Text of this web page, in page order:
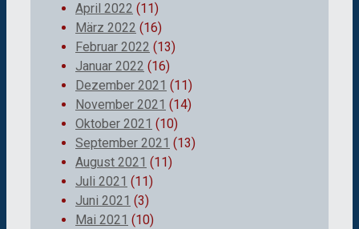
April 2022 (11)
März 2022 (16)
Februar 2022 (13)
Januar 2022 (16)
Dezember 2021 (11)
November 2021 (14)
Oktober 2021 (10)
September 2021 (13)
August 2021 (11)
Juli 2021 (11)
Juni 2021 (3)
Mai 2021 (10)